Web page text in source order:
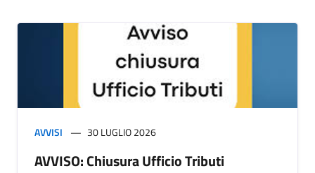
AVVISI 30 LUGLIO 2026
AVVISO: Chiusura Ufficio Tributi